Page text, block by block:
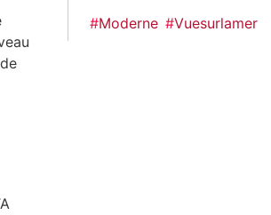
#Moderne #Vuesurlamer